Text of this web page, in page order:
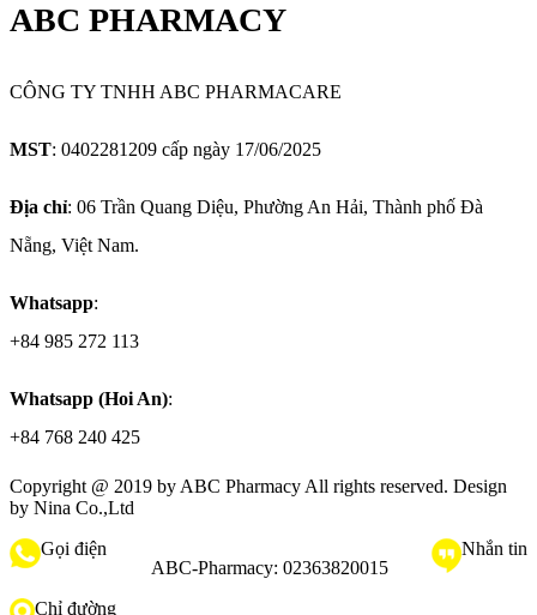
ABC PHARMACY
CÔNG TY TNHH ABC PHARMACARE
MST: 0402281209 cấp ngày 17/06/2025
Địa chỉ: 06 Trần Quang Diệu, Phường An Hải, Thành phố Đà
Nẵng, Việt Nam.
Whatsapp:
+84 985 272 113
Whatsapp (Hoi An):
+84 768 240 425
Copyright @ 2019 by ABC Pharmacy All rights reserved. Design
by Nina Co.,Ltd
Gọi điện
ABC-Pharmacy: 02363820015
Nhắn tin
Chỉ đường